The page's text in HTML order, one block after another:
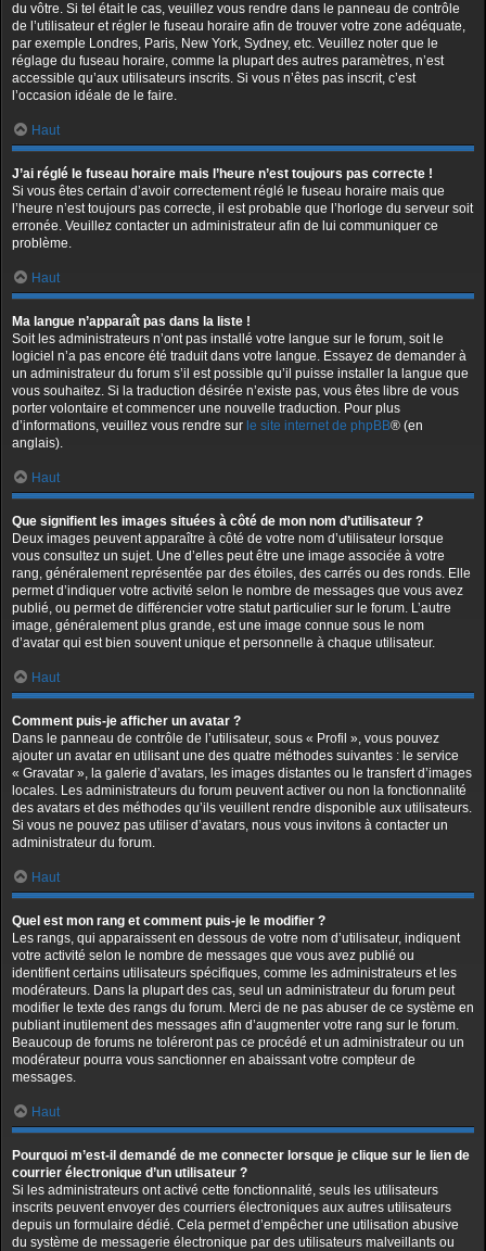
du vôtre. Si tel était le cas, veuillez vous rendre dans le panneau de contrôle
de l’utilisateur et régler le fuseau horaire afin de trouver votre zone adéquate,
par exemple Londres, Paris, New York, Sydney, etc. Veuillez noter que le
réglage du fuseau horaire, comme la plupart des autres paramètres, n’est
accessible qu’aux utilisateurs inscrits. Si vous n’êtes pas inscrit, c’est
l’occasion idéale de le faire.
Haut
J’ai réglé le fuseau horaire mais l’heure n’est toujours pas correcte !
Si vous êtes certain d’avoir correctement réglé le fuseau horaire mais que
l’heure n’est toujours pas correcte, il est probable que l’horloge du serveur soit
erronée. Veuillez contacter un administrateur afin de lui communiquer ce
problème.
Haut
Ma langue n’apparaît pas dans la liste !
Soit les administrateurs n’ont pas installé votre langue sur le forum, soit le
logiciel n’a pas encore été traduit dans votre langue. Essayez de demander à
un administrateur du forum s’il est possible qu’il puisse installer la langue que
vous souhaitez. Si la traduction désirée n’existe pas, vous êtes libre de vous
porter volontaire et commencer une nouvelle traduction. Pour plus
d’informations, veuillez vous rendre sur le site internet de phpBB® (en
anglais).
Haut
Que signifient les images situées à côté de mon nom d’utilisateur ?
Deux images peuvent apparaître à côté de votre nom d’utilisateur lorsque
vous consultez un sujet. Une d’elles peut être une image associée à votre
rang, généralement représentée par des étoiles, des carrés ou des ronds. Elle
permet d’indiquer votre activité selon le nombre de messages que vous avez
publié, ou permet de différencier votre statut particulier sur le forum. L’autre
image, généralement plus grande, est une image connue sous le nom
d’avatar qui est bien souvent unique et personnelle à chaque utilisateur.
Haut
Comment puis-je afficher un avatar ?
Dans le panneau de contrôle de l’utilisateur, sous « Profil », vous pouvez
ajouter un avatar en utilisant une des quatre méthodes suivantes : le service
« Gravatar », la galerie d’avatars, les images distantes ou le transfert d’images
locales. Les administrateurs du forum peuvent activer ou non la fonctionnalité
des avatars et des méthodes qu’ils veuillent rendre disponible aux utilisateurs.
Si vous ne pouvez pas utiliser d’avatars, nous vous invitons à contacter un
administrateur du forum.
Haut
Quel est mon rang et comment puis-je le modifier ?
Les rangs, qui apparaissent en dessous de votre nom d’utilisateur, indiquent
votre activité selon le nombre de messages que vous avez publié ou
identifient certains utilisateurs spécifiques, comme les administrateurs et les
modérateurs. Dans la plupart des cas, seul un administrateur du forum peut
modifier le texte des rangs du forum. Merci de ne pas abuser de ce système en
publiant inutilement des messages afin d’augmenter votre rang sur le forum.
Beaucoup de forums ne toléreront pas ce procédé et un administrateur ou un
modérateur pourra vous sanctionner en abaissant votre compteur de
messages.
Haut
Pourquoi m’est-il demandé de me connecter lorsque je clique sur le lien de
courrier électronique d’un utilisateur ?
Si les administrateurs ont activé cette fonctionnalité, seuls les utilisateurs
inscrits peuvent envoyer des courriers électroniques aux autres utilisateurs
depuis un formulaire dédié. Cela permet d’empêcher une utilisation abusive
du système de messagerie électronique par des utilisateurs malveillants ou